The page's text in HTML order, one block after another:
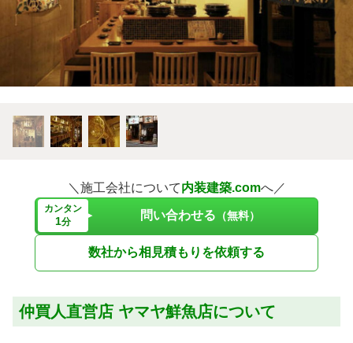
＼施工会社について内装建築.comへ／
カンタン
1分 問い合わせる （無料）
数社から相見積もりを依頼する
仲買人直営店 ヤマヤ鮮魚店について